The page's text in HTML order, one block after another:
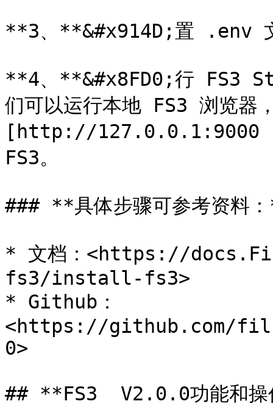
**3、**&#x914D;置 .env
**4、**&#x8FD0;行 FS3
们可以运行本地 FS3 浏览器
[http://127.0.0.1:9000
FS3。
### **具体步骤可参考资料
* 文档：<https://
fs3/install-fs3>
* Github：
<https://github.com/
0>
## **FS3  V2.0.0功能和